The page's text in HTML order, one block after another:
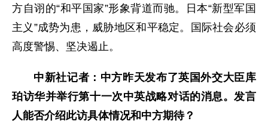
方自诩的“和平国家”形象背道而驰。日本“新型军国
主义”成势为患，威胁地区和平稳定。国际社会必须
高度警惕、坚决遏止。
中新社记者：中方昨天发布了英国外交大臣库
珀访华并举行第十一次中英战略对话的消息。发言
人能否介绍此访具体情况和中方期待？